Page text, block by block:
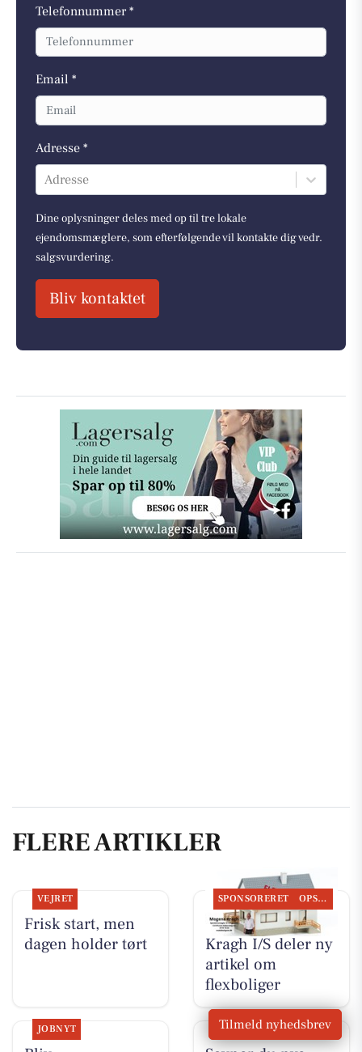
Telefonnummer *
Email *
Adresse *
Adresse
Dine oplysninger deles med op til tre lokale
ejendomsmæglere, som efterfølgende vil kontakte dig vedr.
salgsvurdering.
Bliv kontaktet
FLERE ARTIKLER
VEJRET
Frisk start, men
dagen holder tørt
SPONSORERET OPSLAGSTAVLEN
BoligOne Mogens
Kragh I/S deler ny
artikel om
flexboliger
JOBNYT JOBNYT
Tilmeld nyhedsbrev